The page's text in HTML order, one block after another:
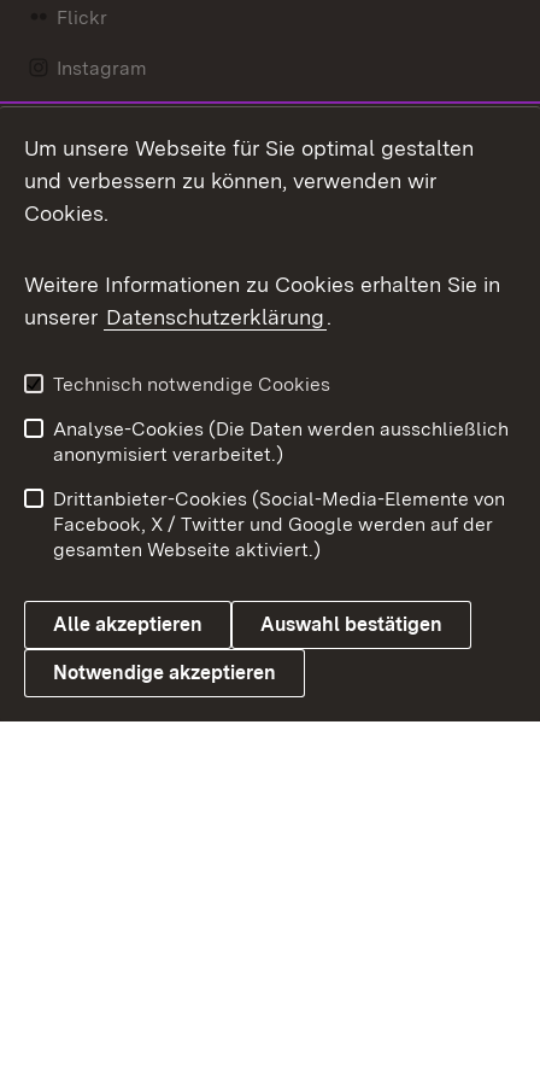
Flickr
Instagram
Mastodon
Messenger
Social Wall
X / Twitter
Youtube
Link zum Landesportal
Benutzungshinweise
Barrierefreiheit
Datenschutz
Cookies
Um unsere Webseite für Sie optimal gestalten
und verbessern zu können, verwenden wir
Cookies.
Weitere Informationen zu Cookies erhalten Sie in
unserer Datenschutzerklärung.
Technisch notwendige Cookies
Analyse-Cookies (Die Daten werden ausschließlich
anonymisiert verarbeitet.)
Drittanbieter-Cookies (Social-Media-Elemente von
Facebook, X / Twitter und Google werden auf der
gesamten Webseite aktiviert.)
Alle akzeptieren Auswahl bestätigen
Notwendige akzeptieren